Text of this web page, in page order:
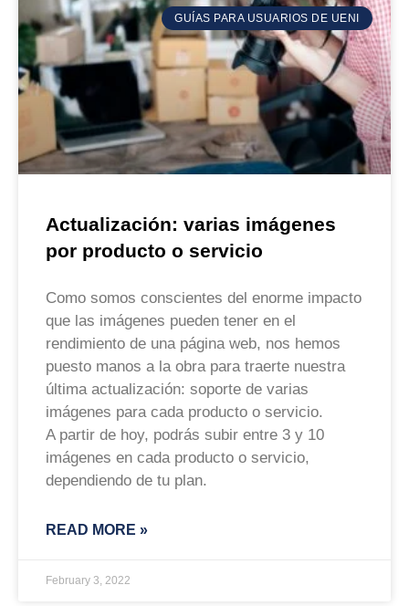
GUÍAS PARA USUARIOS DE UENI
Actualización: varias imágenes
por producto o servicio
Como somos conscientes del enorme impacto
que las imágenes pueden tener en el
rendimiento de una página web, nos hemos
puesto manos a la obra para traerte nuestra
última actualización: soporte de varias
imágenes para cada producto o servicio.
A partir de hoy, podrás subir entre 3 y 10
imágenes en cada producto o servicio,
dependiendo de tu plan.
READ MORE »
February 3, 2022